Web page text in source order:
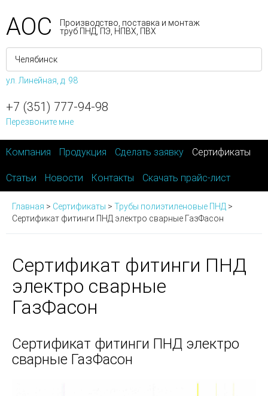
АОС
Производство, поставка и монтаж
труб ПНД, ПЭ, НПВХ, ПВХ
ул. Линейная, д. 98
+7 (351) 777-94-98
Перезвоните мне
Компания Продукция Сделать заявку Сертификаты
Статьи Новости Контакты Скачать прайс-лист
Главная > Сертификаты > Трубы полиэтиленовые ПНД >
Сертификат фитинги ПНД электро сварные ГазФасон
Сертификат фитинги ПНД
электро сварные
ГазФасон
Сертификат фитинги ПНД электро
сварные ГазФасон